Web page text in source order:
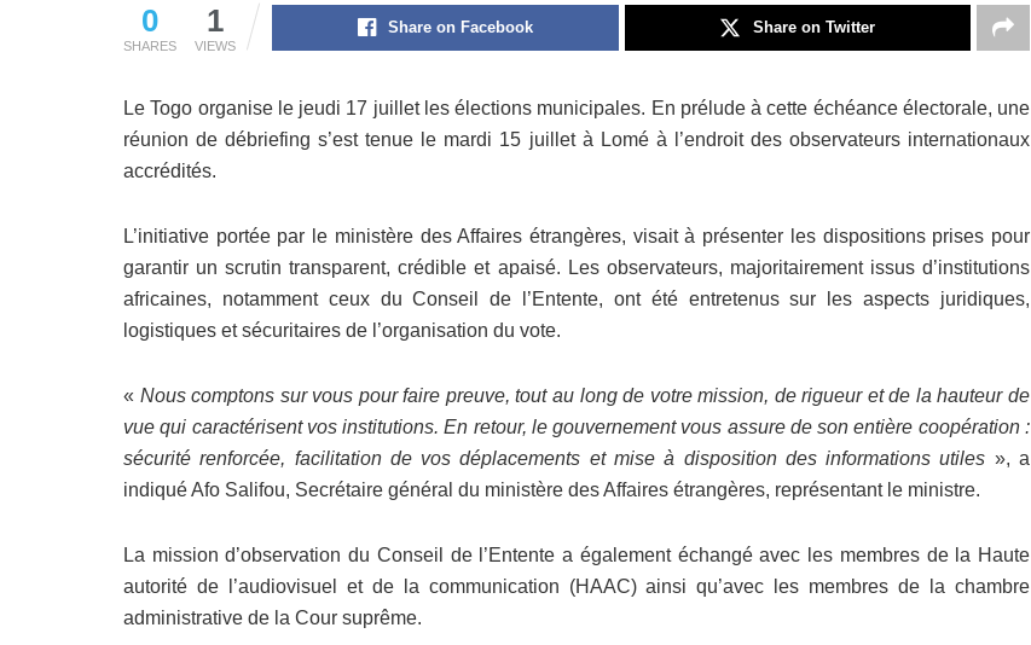
0
SHARES
1
VIEWS
Share on Facebook Share on Twitter
Le Togo organise le jeudi 17 juillet les élections municipales. En prélude à cette échéance électorale, une
réunion de débriefing s’est tenue le mardi 15 juillet à Lomé à l’endroit des observateurs internationaux
accrédités.
L’initiative portée par le ministère des Affaires étrangères, visait à présenter les dispositions prises pour
garantir un scrutin transparent, crédible et apaisé. Les observateurs, majoritairement issus d’institutions
africaines, notamment ceux du Conseil de l’Entente, ont été entretenus sur les aspects juridiques,
logistiques et sécuritaires de l’organisation du vote.
« Nous comptons sur vous pour faire preuve, tout au long de votre mission, de rigueur et de la hauteur de
vue qui caractérisent vos institutions. En retour, le gouvernement vous assure de son entière coopération :
sécurité renforcée, facilitation de vos déplacements et mise à disposition des informations utiles », a
indiqué Afo Salifou, Secrétaire général du ministère des Affaires étrangères, représentant le ministre.
La mission d’observation du Conseil de l’Entente a également échangé avec les membres de la Haute
autorité de l’audiovisuel et de la communication (HAAC) ainsi qu’avec les membres de la chambre
administrative de la Cour suprême.